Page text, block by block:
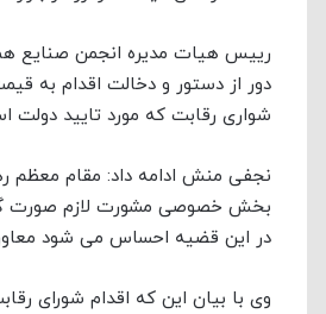
رییس هیات مدیره انجمن صنایع
دور از دستور و دخالت اقدام به
شواری رقابت که مورد تایید دولت
نجفی منش ادامه داد: مقام معظم
بخش خصوصی مشورت لازم صورت
در این قضیه احساس می شود
وی با بیان این که اقدام شورای